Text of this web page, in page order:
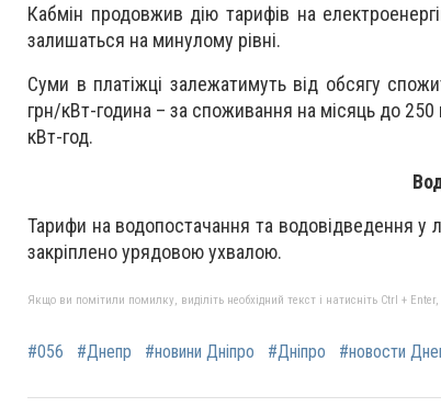
Кабмін продовжив дію тарифів на
залишаться на минулому рівні.
Суми в платіжці залежатимуть від обсягу
грн/кВт-година – за споживання на місяць до
кВт-год.
Тарифи на водопостачання та водовідведення у
закріплено урядовою ухвалою.
Якщо ви помітили помилку, виділіть необхідний текст і натисніть Ctrl +
#056 #Днепр #новини Дніпро #Дніпро #новости